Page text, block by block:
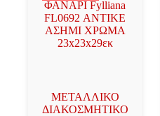
ΜΕΤΑΛΛΙΚΟ
ΔΙΑΚΟΣΜΗΤΙΚΟ